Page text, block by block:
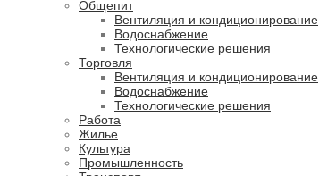
Общепит
Вентиляция и кондиционирование
Водоснабжение
Технологические решения
Торговля
Вентиляция и кондиционирование
Водоснабжение
Технологические решения
Работа
Жилье
Культура
Промышленность